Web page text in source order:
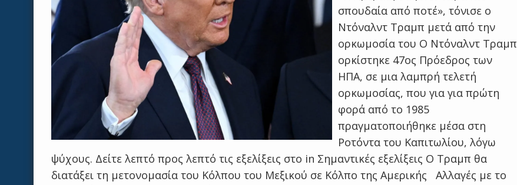
σπουδαία από ποτέ», τόνισε ο
Ντόναλντ Τραμπ μετά από την
ορκωμοσία του Ο Ντόναλντ Τραμπ
ορκίστηκε 47ος Πρόεδρος των
ΗΠΑ, σε μια λαμπρή τελετή
ορκωμοσίας, που για για πρώτη
φορά από το 1985
πραγματοποιήθηκε μέσα στη
Ροτόντα του Καπιτωλίου, λόγω
ψύχους. Δείτε λεπτό προς λεπτό τις εξελίξεις στο in Σημαντικές εξελίξεις Ο Τραμπ θα
διατάξει τη μετονομασία του Κόλπου του Μεξικού σε Κόλπο της Αμερικής Αλλαγές με το